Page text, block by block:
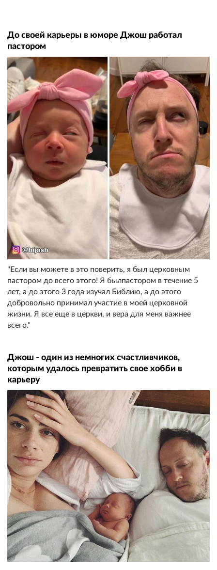
До своей карьеры в юморе Джош работал
пастором
"Если вы можете в это поверить, я был церковным
пастором до всего этого! Я былпастором в течение 5
лет, а до этого 3 года изучал Библию, а до этого
добровольно принимал участие в моей церковной
жизни. Я все еще в церкви, и вера для меня важнее
всего."
Джош - один из немногих счастливчиков,
которым удалось превратить свое хобби в
карьеру